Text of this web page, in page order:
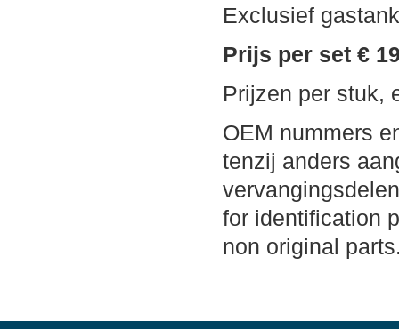
Exclusief
Prijs per set €
Prijzen per stuk,
OEM nummers
tenzij anders
for identification
non original